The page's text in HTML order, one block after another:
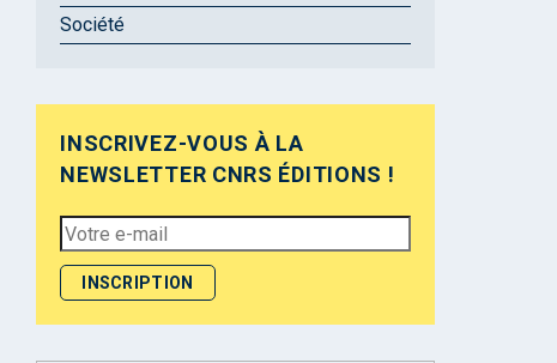
Société
INSCRIVEZ-VOUS À LA
NEWSLETTER CNRS ÉDITIONS !